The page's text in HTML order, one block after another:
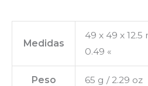
Medidas
49 x 49 x 12.5
0.49 «
Peso 65 g / 2.29 oz